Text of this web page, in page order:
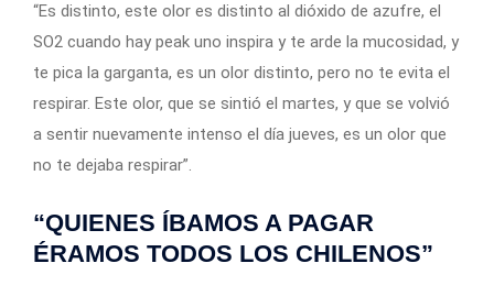
“Es distinto, este olor es distinto al dióxido de azufre, el
SO2 cuando hay peak uno inspira y te arde la mucosidad, y
te pica la garganta, es un olor distinto, pero no te evita el
respirar. Este olor, que se sintió el martes, y que se volvió
a sentir nuevamente intenso el día jueves, es un olor que
no te dejaba respirar”.
“QUIENES ÍBAMOS A PAGAR
ÉRAMOS TODOS LOS CHILENOS”